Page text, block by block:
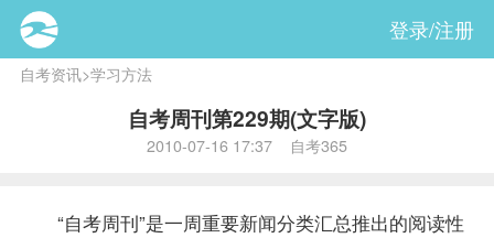
登录/注册
自考资讯>学习方法
自考周刊第229期(文字版)
2010-07-16 17:37 自考365
“自考周刊”是一周重要新闻分类汇总推出的阅读性